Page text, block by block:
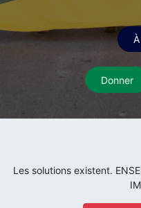
Donner
Les solutions existent.